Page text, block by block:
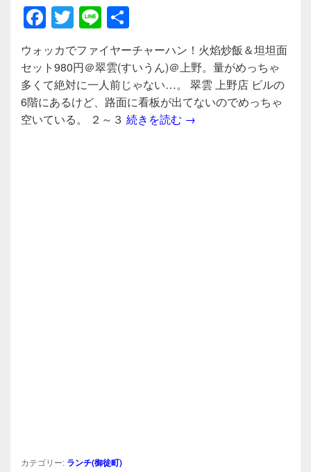
F
a
c
e
b
o
T
wi
tt
er
Li
n
e
有
ウォッカでファイヤーチャーハン！火焰炒飯＆坦坦面
セット980円＠翠雲(すいうん)＠上野。量がめっちゃ
多くて絶対に一人前じゃない…。 翠雲 上野店 ビルの
6階にあるけど、路面に看板が出てないのでめっちゃ
空いている。 ２～３ 続きを読む ウォッカでファイヤー
→
カテゴリー: ランチ(御徒町)